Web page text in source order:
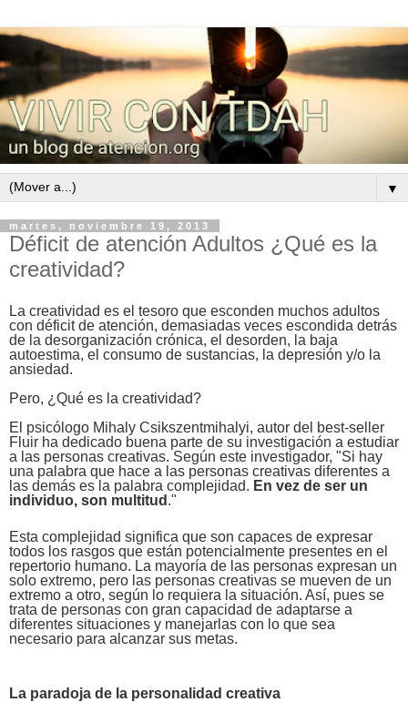
▼
martes, noviembre 19, 2013
Déficit de atención Adultos ¿Qué es la
creatividad?
La creatividad es el tesoro que esconden muchos adultos
con déficit de atención, demasiadas veces escondida detrás
de la desorganización crónica, el desorden, la baja
autoestima, el consumo de sustancias, la depresión y/o la
ansiedad.
Pero, ¿Qué es la creatividad?
El psicólogo Mihaly Csikszentmihalyi, autor del best-seller
Fluir ha dedicado buena parte de su investigación a estudiar
a las personas creativas. Según este investigador, "Si hay
una palabra que hace a las personas creativas diferentes a
las demás es la palabra complejidad. En vez de ser un
individuo, son multitud ."
Esta complejidad significa que son capaces de expresar
todos los rasgos que están potencialmente presentes en el
repertorio humano. La mayoría de las personas expresan un
solo extremo, pero las personas creativas se mueven de un
extremo a otro, según lo requiera la situación. Así, pues se
trata de personas con gran capacidad de adaptarse a
diferentes situaciones y manejarlas con lo que sea
necesario para alcanzar sus metas.
La paradoja de la personalidad creativa